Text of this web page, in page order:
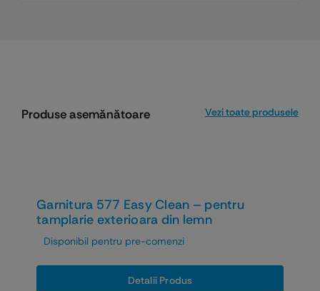
Produse asemănătoare Vezi toate produsele
Garnitura 577 Easy Clean – pentru
tamplarie exterioara din lemn
Disponibil pentru pre-comenzi
Detalii Produs